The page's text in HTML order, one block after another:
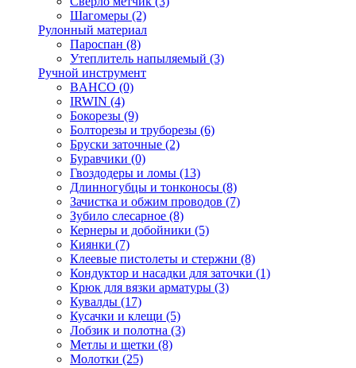
Шагомеры (2)
Рулонный материал
Пароспан (8)
Утеплитель напыляемый (3)
Ручной инструмент
BAHCO (0)
IRWIN (4)
Бокорезы (9)
Болторезы и труборезы (6)
Бруски заточные (2)
Буравчики (0)
Гвоздодеры и ломы (13)
Длинногубцы и тонконосы (8)
Зачистка и обжим проводов (7)
Зубило слесарное (8)
Кернеры и добойники (5)
Киянки (7)
Клеевые пистолеты и стержни (8)
Кондуктор и насадки для заточки (1)
Крюк для вязки арматуры (3)
Кувалды (17)
Кусачки и клещи (5)
Лобзик и полотна (3)
Метлы и щетки (8)
Молотки (25)